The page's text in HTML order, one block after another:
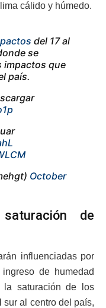
cálido y húmedo.
del 17 al
se
impactos que
país.
October
de
influenciadas por
de humedad
la saturación de los
al centro del país,